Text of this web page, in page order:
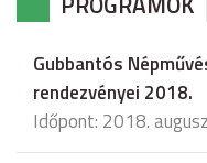
Gubbantós
rendezvényei 2018.
Időpont: 2018.